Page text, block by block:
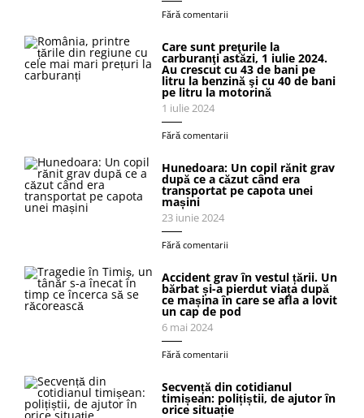
Fără comentarii
Care sunt preţurile la
carburanţi astăzi, 1 iulie 2024.
Au crescut cu 43 de bani pe
litru la benzină şi cu 40 de bani
pe litru la motorină
1 iulie 2024
Fără comentarii
Hunedoara: Un copil rănit grav
după ce a căzut când era
transportat pe capota unei
mașini
23 iunie 2024
Fără comentarii
Accident grav în vestul țării. Un
bărbat și-a pierdut viața după
ce mașina în care se afla a lovit
un cap de pod
6 mai 2024
Fără comentarii
Secvență din cotidianul
timișean: polițiștii, de ajutor în
orice situație